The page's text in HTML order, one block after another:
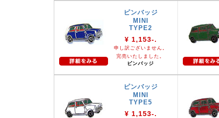
ピンバッジ
MINI
TYPE2
¥ 1,153-.
申し訳ございません。
完売いたしました。
ピンバッジ
ピンバッジ
MINI
TYPE5
¥ 1,153-.